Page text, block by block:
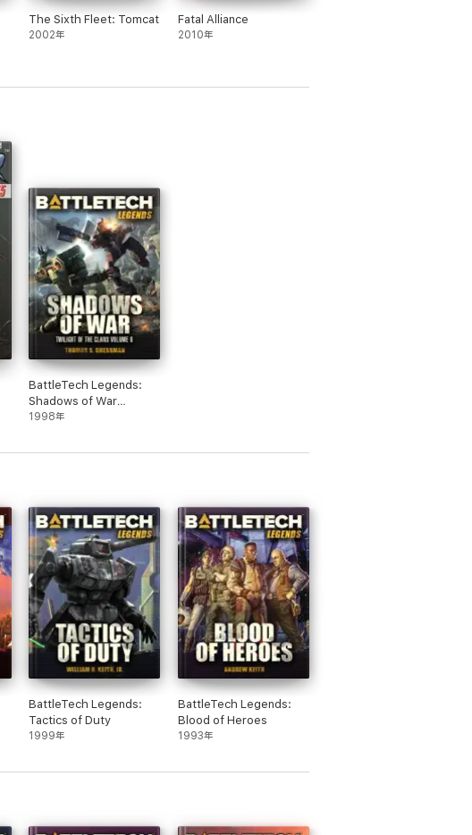
The Sixth Fleet: Tomcat
2002年
Fatal Alliance
2010年
BattleTech Legends:
Shadows of War
(Twilight of the Clans,
1998年
BattleTech Legends:
Tactics of Duty
1999年
BattleTech Legends:
Blood of Heroes
1993年